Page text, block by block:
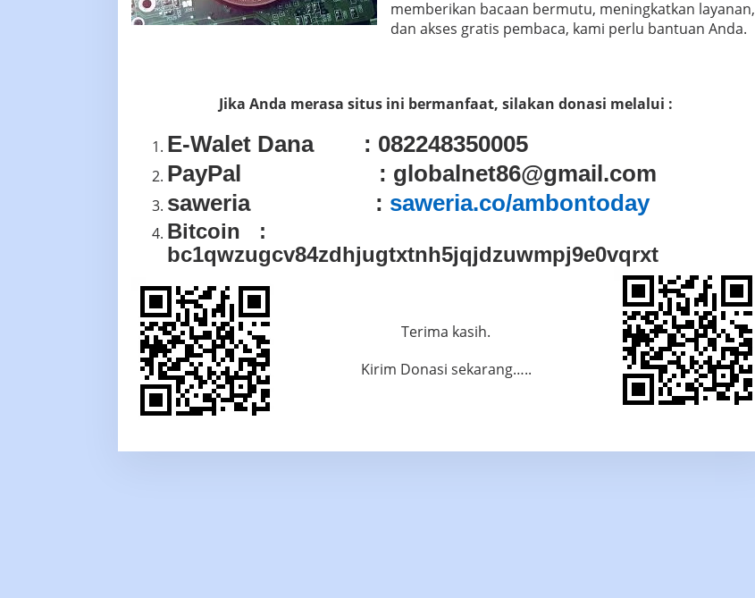
O
L
memberikan bacaan bermutu, meningkatkan layanan,
dan akses gratis pembaca, kami perlu bantuan Anda.
Jika Anda merasa situs ini bermanfaat, silakan donasi melalui :
E-Walet Dana : 082248350005
PayPal : globalnet86@gmail.com
saweria : saweria.co/ambontoday
Bitcoin :
bc1qwzugcv84zdhjugtxtnh5jqjdzuwmpj9e0vqrxt
Terima kasih.
Kirim Donasi sekarang…..